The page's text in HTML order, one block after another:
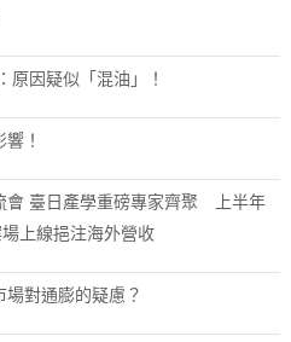
原因疑似「混油」！
！
會 臺日產學重磅專家齊聚 上半年
上線挹注海外營收
對通膨的疑慮？